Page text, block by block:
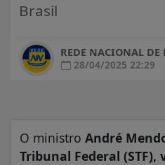
Brasil
REDE NACIONAL DE
28/04/2025 22:29
O ministro André
Tribunal Federal